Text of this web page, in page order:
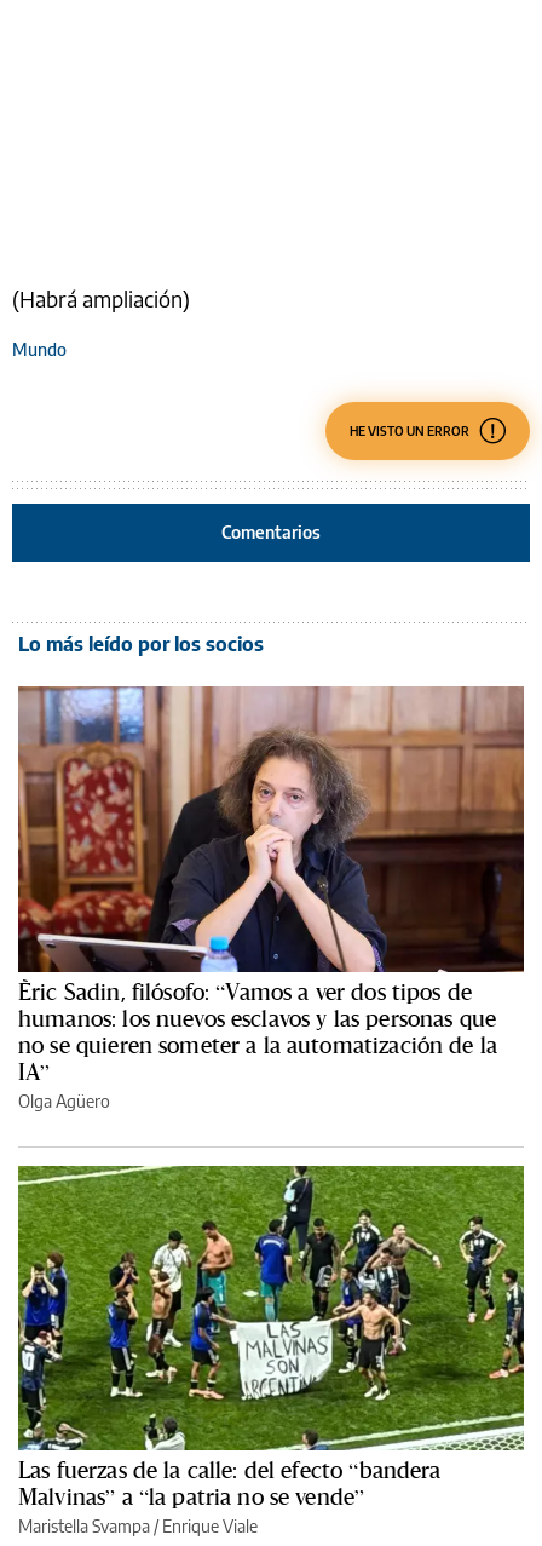
(Habrá ampliación)
Mundo
HE VISTO UN ERROR
Comentarios
Lo más leído por los socios
Èric Sadin, filósofo: “Vamos a ver dos tipos de
humanos: los nuevos esclavos y las personas que
no se quieren someter a la automatización de la
IA”
Olga Agüero
Las fuerzas de la calle: del efecto “bandera
Malvinas” a “la patria no se vende”
Maristella Svampa/Enrique Viale